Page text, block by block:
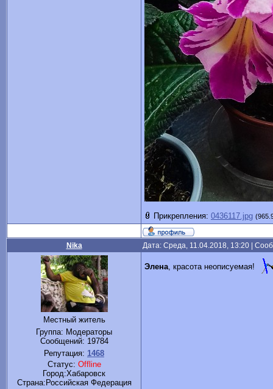
Прикрепления: 0436117.jpg
Nika Дата: Среда, 11.04.2018, 13:20 |
Местный житель
Группа: Модераторы
Сообщений: 19784
Репутация: 1468
Статус: Offline
Город:Хабаровск
Cтрана:Российская Федерация
Элена , красота неописуемая!